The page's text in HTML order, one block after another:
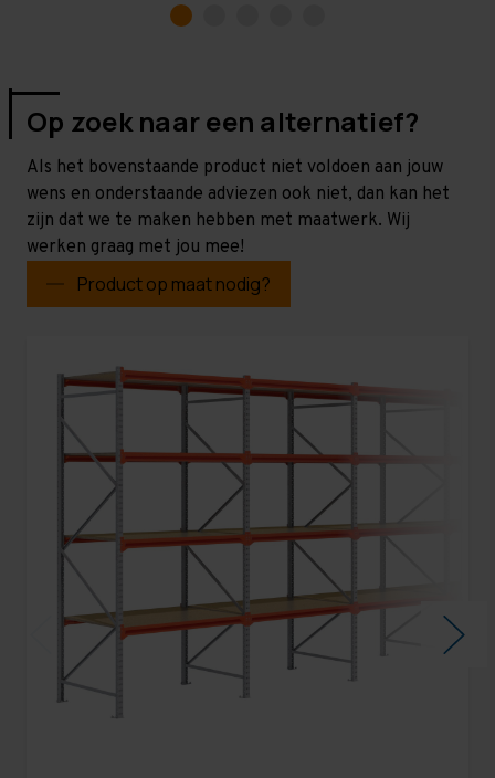
Op zoek naar een alternatief?
Als het bovenstaande product niet voldoen aan jouw
wens en onderstaande adviezen ook niet, dan kan het
zijn dat we te maken hebben met maatwerk. Wij
werken graag met jou mee!
Product op maat nodig?